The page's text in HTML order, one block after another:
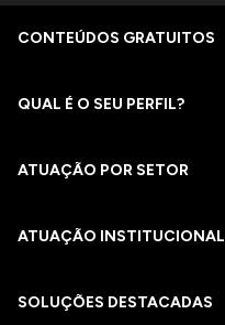
CONTEÚDOS GRATUITOS
QUAL É O SEU PERFIL?
ATUAÇÃO POR SETOR
ATUAÇÃO INSTITUCIONAL
SOLUÇÕES DESTACADAS